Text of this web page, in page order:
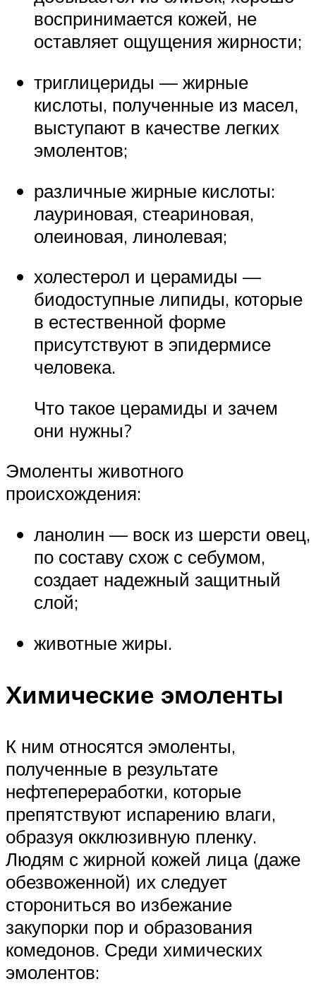
воспринимается кожей, не
оставляет ощущения жирности;
триглицериды — жирные
кислоты, полученные из масел,
выступают в качестве легких
эмолентов;
различные жирные кислоты:
лауриновая, стеариновая,
олеиновая, линолевая;
холестерол и церамиды —
биодоступные липиды, которые
в естественной форме
присутствуют в эпидермисе
человека.
Что такое церамиды и зачем
они нужны?
Эмоленты животного
происхождения:
ланолин — воск из шерсти овец,
по составу схож с себумом,
создает надежный защитный
слой;
животные жиры.
Химические эмоленты
К ним относятся эмоленты,
полученные в результате
нефтепереработки, которые
препятствуют испарению влаги,
образуя окклюзивную пленку.
Людям с жирной кожей лица (даже
обезвоженной) их следует
сторониться во избежание
закупорки пор и образования
комедонов. Среди химических
эмолентов: